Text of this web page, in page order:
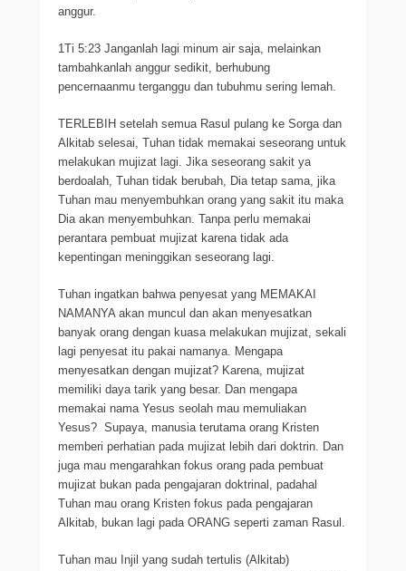
anggur.
1Ti 5:23 Janganlah lagi minum air saja, melainkan
tambahkanlah anggur sedikit, berhubung
pencernaanmu terganggu dan tubuhmu sering lemah.
TERLEBIH setelah semua Rasul pulang ke Sorga dan
Alkitab selesai, Tuhan tidak memakai seseorang untuk
melakukan mujizat lagi. Jika seseorang sakit ya
berdoalah, Tuhan tidak berubah, Dia tetap sama, jika
Tuhan mau menyembuhkan orang yang sakit itu maka
Dia akan menyembuhkan. Tanpa perlu memakai
perantara pembuat mujizat karena tidak ada
kepentingan meninggikan seseorang lagi.
Tuhan ingatkan bahwa penyesat yang MEMAKAI
NAMANYA akan muncul dan akan menyesatkan
banyak orang dengan kuasa melakukan mujizat, sekali
lagi penyesat itu pakai namanya. Mengapa
menyesatkan dengan mujizat? Karena, mujizat
memiliki daya tarik yang besar. Dan mengapa
memakai nama Yesus seolah mau memuliakan
Yesus? Supaya, manusia terutama orang Kristen
memberi perhatian pada mujizat lebih dari doktrin. Dan
juga mau mengarahkan fokus orang pada pembuat
mujizat bukan pada pengajaran doktrinal, padahal
Tuhan mau orang Kristen fokus pada pengajaran
Alkitab, bukan lagi pada ORANG seperti zaman Rasul.
Tuhan mau Injil yang sudah tertulis (Alkitab)